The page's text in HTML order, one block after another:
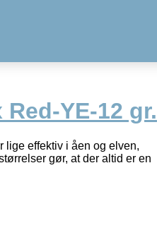
YE-12 gr.
lige effektiv i åen og elven,
gør, at der altid er en